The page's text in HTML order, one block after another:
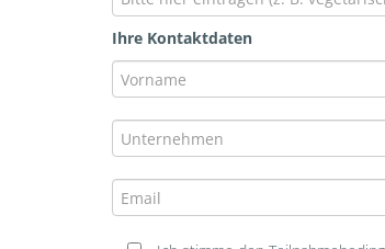
Ihre Kontaktdaten